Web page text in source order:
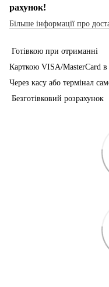
рахунок!
Більше інформації про
Готівкою при отриманні
Карткою VISA/MasterCard
Через касу або термінал
Безготівковий розрахунок